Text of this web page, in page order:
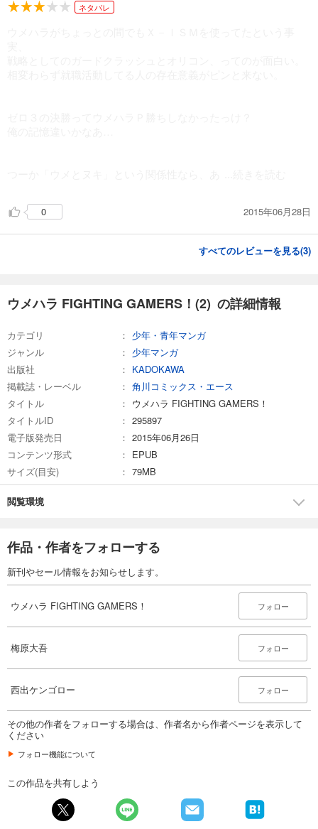
ネタバレ
0 2015年06月28日
すべてのレビューを見る(3)
ウメハラ FIGHTING GAMERS！(2) の詳細情報
カテゴリ
少年・青年マンガ
ジャンル
少年マンガ
出版社
KADOKAWA
掲載誌・レーベル
角川コミックス・エース
タイトル
ウメハラ FIGHTING GAMERS！
タイトルID
295897
電子版発売日
2015年06月26日
コンテンツ形式
EPUB
サイズ(目安)
79MB
閲覧環境
作品・作者をフォローする
新刊やセール情報をお知らせします。
ウメハラ FIGHTING GAMERS！ フォロー
梅原大吾 フォロー
西出ケンゴロー フォロー
その他の作者をフォローする場合は、作者名から作者ページを表示して
ください
フォロー機能について
この作品を共有しよう